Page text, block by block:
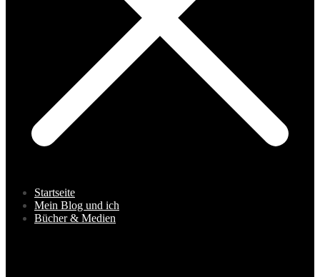
Startseite
Mein Blog und ich
Bücher & Medien